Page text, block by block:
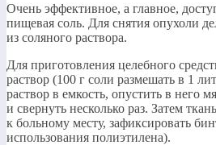
Очень эффективное, а главное,
пищевая соль. Для снятия опухоли
из соляного раствора.
Для приготовления целебного
раствор (100 г соли размешать в 1
раствор в емкость, опустить в него
и свернуть несколько раз. Затем
к больному месту, зафиксировать
использования полиэтилена).